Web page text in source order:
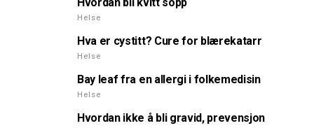
Hvordan bli kvitt sopp
Helse
Hva er cystitt? Cure for blærekatarr
Helse
Bay leaf fra en allergi i folkemedisin
Helse
Hvordan ikke å bli gravid, prevensjon